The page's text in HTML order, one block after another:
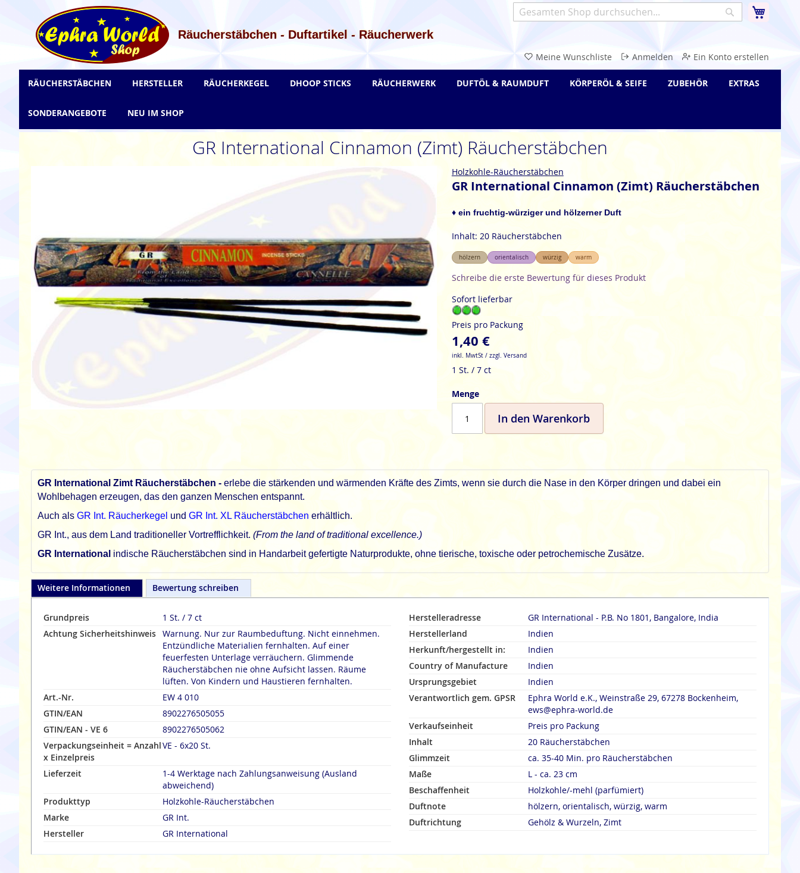
Suche
Räucherstäbchen - Duftartikel - Räucherwerk
Meine Wunschliste Anmelden Ein Konto erstellen
Inhalt
springen
GR International Cinnamon (Zimt) Räucherstäbchen
Holzkohle-Räucherstäbchen
GR International Cinnamon (Zimt) Räucherstäbchen
♦ ein fruchtig-würziger und hölzerner Duft
Inhalt: 20 Räucherstäbchen
hölzern orientalisch würzig warm
Schreibe die erste Bewertung für dieses Produkt
Sofort lieferbar
Preis pro Packung
1,40 €
inkl. MwtSt / zzgl. Versand
1 St. / 7 ct
Menge
In den Warenkorb
GR International Zimt Räucherstäbchen - erlebe die stärkenden und wärmenden Kräfte des Zimts, wenn sie durch die Nase in den Körper dringen und dabei ein
Wohlbehagen erzeugen, das den ganzen Menschen entspannt.
Auch als GR Int. Räucherkegel und GR Int. XL Räucherstäbchen erhältlich.
GR Int., aus dem Land traditioneller Vortrefflichkeit. (From the land of traditional excellence.)
GR International indische Räucherstäbchen sind in Handarbeit gefertigte Naturprodukte, ohne tierische, toxische oder petrochemische Zusätze.
Weitere Informationen
Grundpreis
1 St. / 7 ct
Achtung Sicherheitshinweis Warnung. Nur zur Raumbeduftung. Nicht einnehmen.
Entzündliche Materialien fernhalten. Auf einer
feuerfesten Unterlage verräuchern. Glimmende
Räucherstäbchen nie ohne Aufsicht lassen. Räume
lüften. Von Kindern und Haustieren fernhalten.
Art.-Nr.
EW 4 010
GTIN/EAN
8902276505055
GTIN/EAN - VE 6
8902276505062
Verpackungseinheit = Anzahl
x Einzelpreis
VE - 6x20 St.
Lieferzeit
1-4 Werktage nach Zahlungsanweisung (Ausland
abweichend)
Produkttyp
Holzkohle-Räucherstäbchen
Marke
GR Int.
Hersteller
GR International
Herstelleradresse
GR International - P.B. No 1801, Bangalore, India
Herstellerland
Indien
Herkunft/hergestellt in:
Indien
Country of Manufacture
Indien
Ursprungsgebiet
Indien
Verantwortlich gem. GPSR
Ephra World e.K., Weinstraße 29, 67278 Bockenheim,
ews@ephra-world.de
Verkaufseinheit
Preis pro Packung
Inhalt
20 Räucherstäbchen
Glimmzeit
ca. 35-40 Min. pro Räucherstäbchen
Maße
L - ca. 23 cm
Beschaffenheit
Holzkohle/-mehl (parfümiert)
Duftnote
hölzern, orientalisch, würzig, warm
Duftrichtung
Gehölz & Wurzeln, Zimt
Bewertung schreiben
RÄUCHERSTÄBCHEN HERSTELLER RÄUCHERKEGEL DHOOP STICKS RÄUCHERWERK DUFTÖL & RAUMDUFT KÖRPERÖL & SEIFE ZUBEHÖR EXTRAS
SONDERANGEBOTE NEU IM SHOP